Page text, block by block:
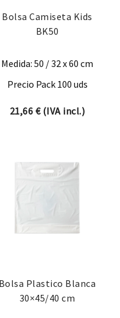
Bolsa Camiseta Kids
BK50
Medida: 50 / 32 x 60 cm
Precio Pack 100 uds
21,66 €(IVA incl.)
Bolsa Plastico Blanca
30×45/40 cm